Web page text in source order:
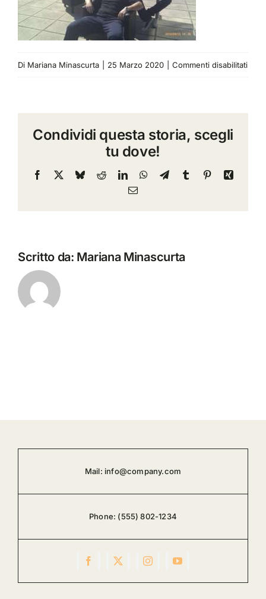
Di Mariana Minascurta 25 Marzo 2020 Commenti disabilitatisu
Condividi questa storia, scegli
tu dove!
Facebook BlueskyRedditLinkedInWhatsApp
TelegramTumblr PinterestXing
Email
Scritto da: Mariana Minascurta
Mail: info@company.com
Phone: (555) 802-1234